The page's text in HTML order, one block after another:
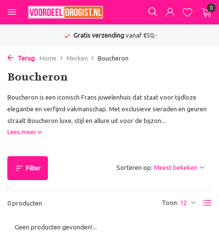
0
Gratis verzendingvanaf €50,-
Terug Home Merken Boucheron
Boucheron
Boucheron is een iconisch Frans juwelenhuis dat staat voor tijdloze
elegantie en verfijnd vakmanschap. Met exclusieve sieraden en geuren
straalt Boucheron luxe, stijl en allure uit voor de bijzon...
Lees meer
Filter
0 producten Toon:
Sorteren op:
Geen producten gevonden!...